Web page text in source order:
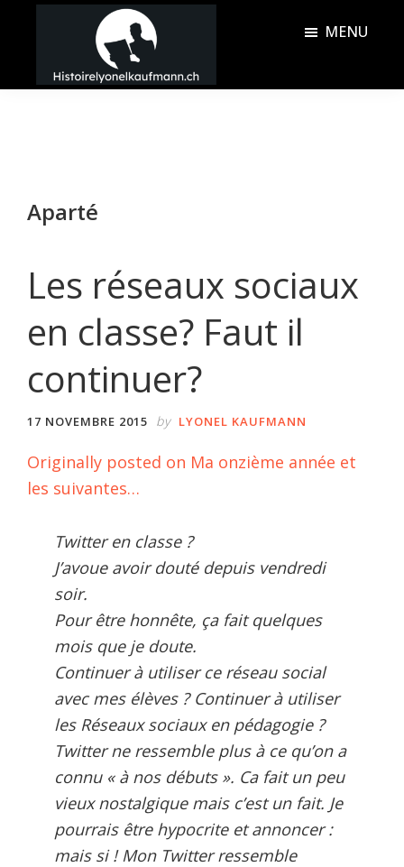
principal
barreHistoire
MENU
Aparté
Les réseaux sociaux
en classe? Faut il
continuer?
17 NOVEMBRE 2015 by LYONEL KAUFMANN
Originally posted on Ma onzième année et
les suivantes…
Twitter en classe ?
J’avoue avoir douté depuis vendredi
soir.
Pour être honnête, ça fait quelques
mois que je doute.
Continuer à utiliser ce réseau social
avec mes élèves ? Continuer à utiliser
les Réseaux sociaux en pédagogie ?
Twitter ne ressemble plus à ce qu’on a
connu « à nos débuts ». Ca fait un peu
vieux nostalgique mais c’est un fait. Je
pourrais être hypocrite et annoncer :
mais si ! Mon Twitter ressemble